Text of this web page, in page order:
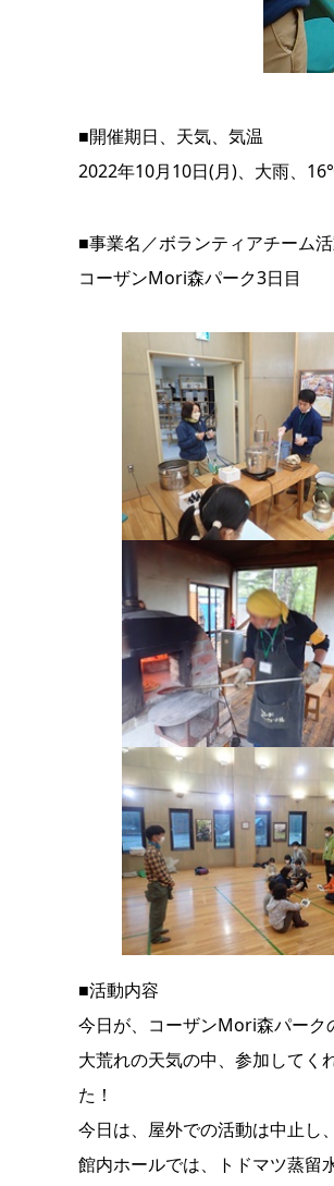
■開催期日、天気、気温
2022年10月10日(月)、大雨、
■事業名／ボランティアチーム
コーザンMori森パーク3日目
■活動内容
今日が、コーザンMori森パーク
大荒れの天気の中、参加してく
た！
今日は、屋外での活動は中止し
館内ホールでは、トドマツ蒸留